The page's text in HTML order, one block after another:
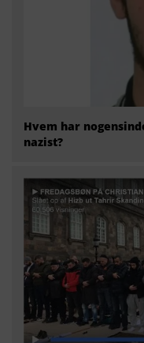
Hvem har
nazist?